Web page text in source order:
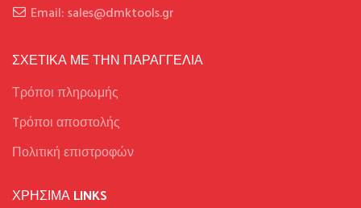
Email: sales@dmktools.gr
ΣΧΕΤΙΚΑ ΜΕ ΤΗΝ ΠΑΡΑΓΓΕΛΙΑ
Τρόποι πληρωμής
Tρόποι αποστολής
Πολιτική επιστροφών
ΧΡΉΣΙΜΑ LINKS